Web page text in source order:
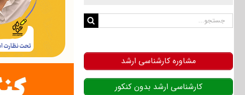
جستجو
مشاوره کارشناسی ارشد
کارشناسی ارشد بدون کنکور